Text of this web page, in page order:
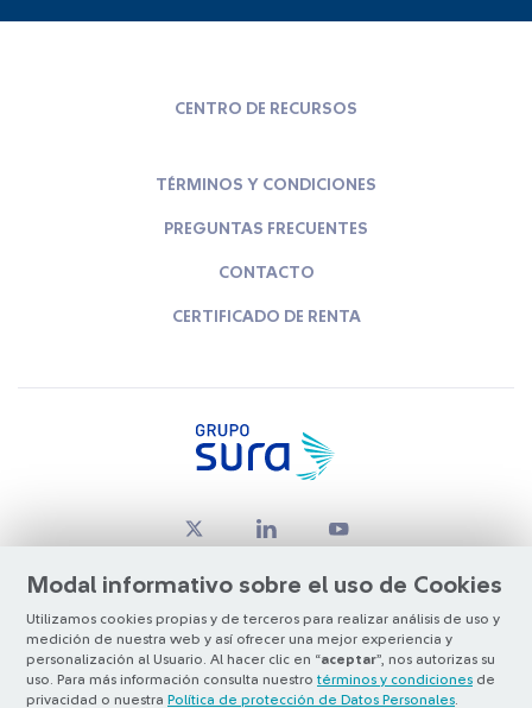
Modal informativo sobre el uso de Cookies
Utilizamos cookies propias y de terceros para realizar análisis de uso y
medición de nuestra web y así ofrecer una mejor experiencia y
personalización al Usuario. Al hacer clic en “aceptar”, nos autorizas su
uso. Para más información consulta nuestro términos y condiciones de
privacidad o nuestra Política de protección de Datos Personales
CENTRO DE RECURSOS
TÉRMINOS Y CONDICIONES
PREGUNTAS FRECUENTES
CONTACTO
CERTIFICADO DE RENTA
© Copyright Grupo SURA 2026